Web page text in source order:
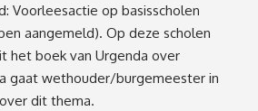
Voorleesactie op basisscholen
aangemeld). Op deze scholen
het boek van Urgenda over
gaat wethouder/burgemeester in
dit thema.